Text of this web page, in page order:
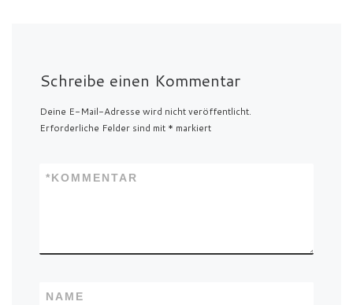
Schreibe einen Kommentar
Deine E-Mail-Adresse wird nicht veröffentlicht.
Erforderliche Felder sind mit * markiert
KOMMENTAR
*
NAME